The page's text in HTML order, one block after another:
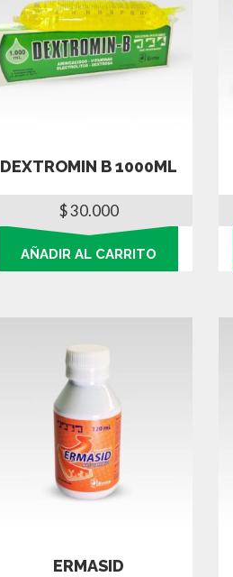
DEXTROMIN B 1000ML
$30.000
AÑADIR AL CARRITO
ERMASID